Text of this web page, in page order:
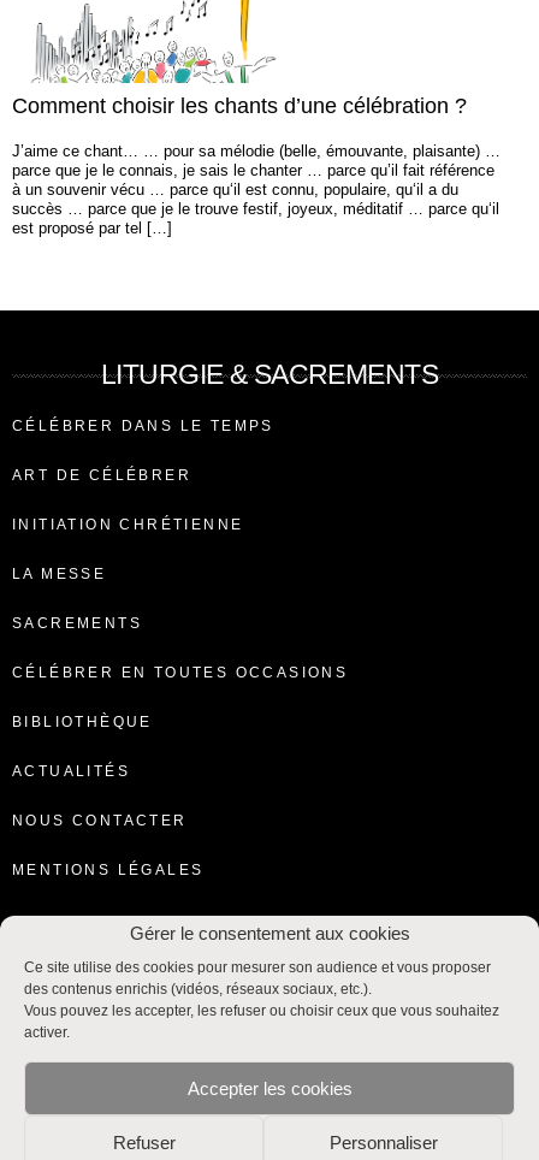
Gérer le consentement aux cookies
Ce site utilise des cookies pour mesurer son audience et vous proposer
des contenus enrichis (vidéos, réseaux sociaux, etc.).
Vous pouvez les accepter, les refuser ou choisir ceux que vous souhaitez
activer.
Accepter les cookies
Refuser Personnaliser
Comment choisir les chants d’une célébration ?
J’aime ce chant… … pour sa mélodie (belle, émouvante, plaisante) …
parce que je le connais, je sais le chanter … parce qu’il fait référence
à un souvenir vécu … parce qu‘il est connu, populaire, qu‘il a du
succès … parce que je le trouve festif, joyeux, méditatif … parce qu‘il
est proposé par tel […]
LITURGIE & SACREMENTS
CÉLÉBRER DANS LE TEMPS
ART DE CÉLÉBRER
INITIATION CHRÉTIENNE
LA MESSE
SACREMENTS
CÉLÉBRER EN TOUTES OCCASIONS
BIBLIOTHÈQUE
ACTUALITÉS
NOUS CONTACTER
MENTIONS LÉGALES
Liturgie et Sacrements © SNPLS / CEF